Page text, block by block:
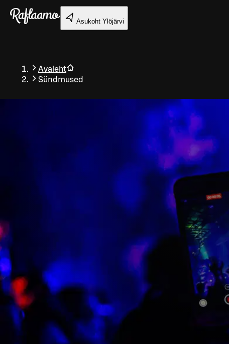
Liigu peamise sisu juurde
Asukoht Ylöjärvi
Avaleht
Sündmused